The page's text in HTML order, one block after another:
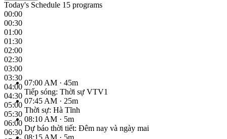
Today's Schedule 15 programs
00:00
00:30
01:00
01:30
02:00
02:30
03:00
03:30
04:00
04:30
05:00
05:30
06:00
06:30
07:00 AM · 45m
Tiếp sóng: Thời sự VTV1
07:45 AM · 25m
Thời sự: Hà Tĩnh
08:10 AM · 5m
Dự báo thời tiết: Đêm nay và ngày mai